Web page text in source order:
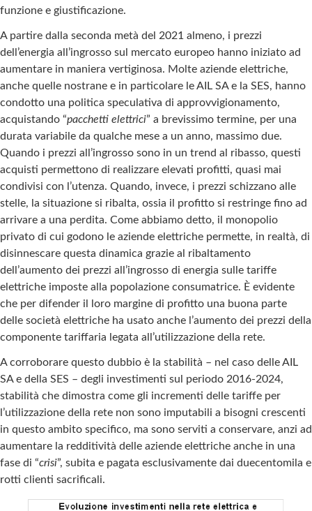
funzione e giustificazione.
A partire dalla seconda metà del 2021 almeno, i prezzi
dell’energia all’ingrosso sul mercato europeo hanno iniziato ad
aumentare in maniera vertiginosa. Molte aziende elettriche,
anche quelle nostrane e in particolare le AIL SA e la SES, hanno
condotto una politica speculativa di approvvigionamento,
acquistando “pacchetti elettrici” a brevissimo termine, per una
durata variabile da qualche mese a un anno, massimo due.
Quando i prezzi all’ingrosso sono in un trend al ribasso, questi
acquisti permettono di realizzare elevati profitti, quasi mai
condivisi con l’utenza. Quando, invece, i prezzi schizzano alle
stelle, la situazione si ribalta, ossia il profitto si restringe fino ad
arrivare a una perdita. Come abbiamo detto, il monopolio
privato di cui godono le aziende elettriche permette, in realtà, di
disinnescare questa dinamica grazie al ribaltamento
dell’aumento dei prezzi all’ingrosso di energia sulle tariffe
elettriche imposte alla popolazione consumatrice. È evidente
che per difender il loro margine di profitto una buona parte
delle società elettriche ha usato anche l’aumento dei prezzi della
componente tariffaria legata all’utilizzazione della rete.
A corroborare questo dubbio è la stabilità – nel caso delle AIL
SA e della SES – degli investimenti sul periodo 2016-2024,
stabilità che dimostra come gli incrementi delle tariffe per
l’utilizzazione della rete non sono imputabili a bisogni crescenti
in questo ambito specifico, ma sono serviti a conservare, anzi ad
aumentare la redditività delle aziende elettriche anche in una
fase di “crisi”, subita e pagata esclusivamente dai duecentomila e
rotti clienti sacrificali.